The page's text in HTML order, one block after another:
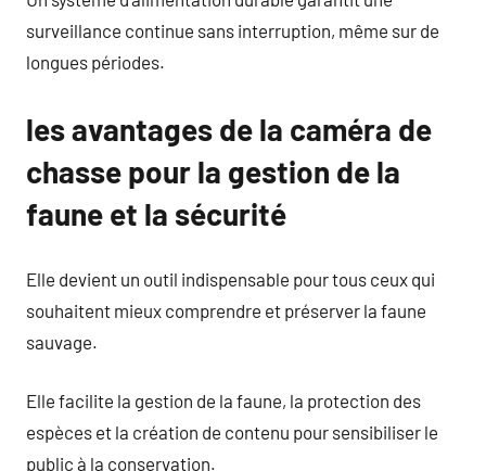
surveillance continue sans interruption, même sur de
longues périodes.
les avantages de la caméra de
chasse pour la gestion de la
faune et la sécurité
Elle devient un outil indispensable pour tous ceux qui
souhaitent mieux comprendre et préserver la faune
sauvage.
Elle facilite la gestion de la faune, la protection des
espèces et la création de contenu pour sensibiliser le
public à la conservation.